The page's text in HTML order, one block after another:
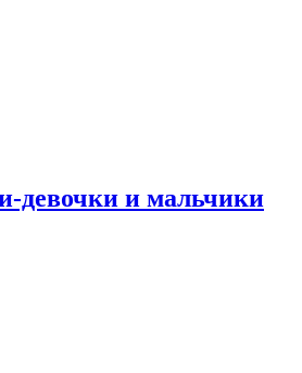
девочки и мальчики